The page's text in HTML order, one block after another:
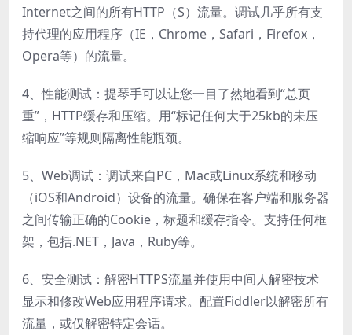
Internet之间的所有HTTP（S）流量。调试几乎所有支
持代理的应用程序（IE，Chrome，Safari，Firefox，
Opera等）的流量。
4、性能测试：提琴手可以让您一目了然地看到“总页
重”，HTTP缓存和压缩。用“标记任何大于25kb的未压
缩响应”等规则隔离性能瓶颈。
5、Web调试：调试来自PC，Mac或Linux系统和移动
（iOS和Android）设备的流量。确保在客户端和服务器
之间传输正确的Cookie，标题和缓存指令。支持任何框
架，包括.NET，Java，Ruby等。
6、安全测试：解密HTTPS流量并使用中间人解密技术
显示和修改Web应用程序请求。配置Fiddler以解密所有
流量，或仅解密特定会话。